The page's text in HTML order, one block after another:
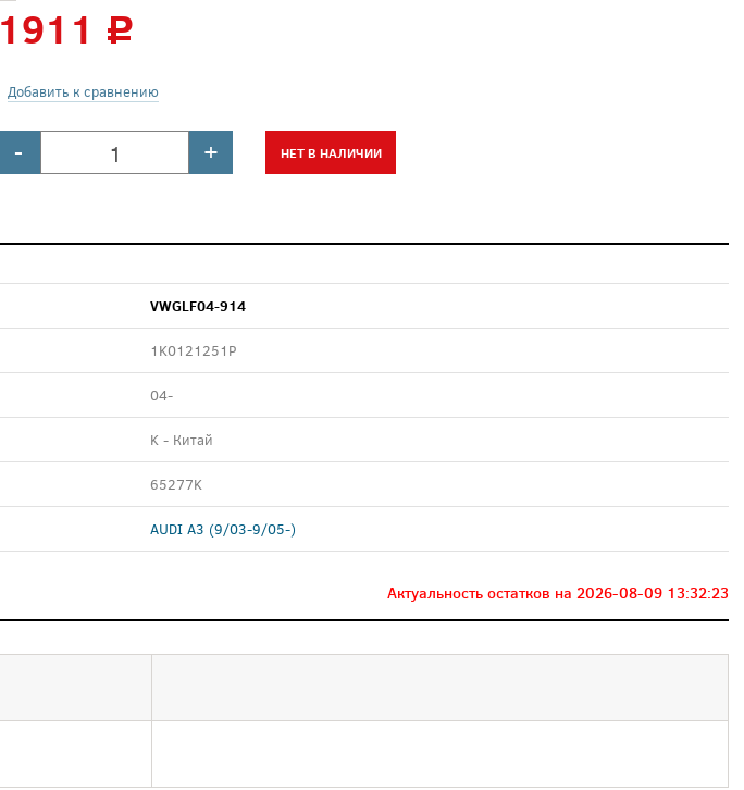
1911 c
Добавить к сравнению
- + НЕТ В НАЛИЧИИ
VWGLF04-914
1K0121251P
04-
K - Китай
65277K
AUDI A3 (9/03-9/05-)
Актуальность остатков на 2026-08-09 13:32:23